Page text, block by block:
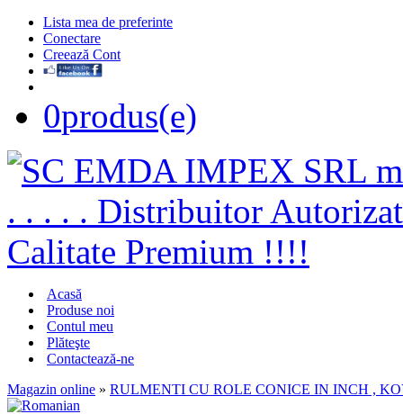
Lista mea de preferinte
Conectare
Creează Cont
0produs(e)
Acasă
Produse noi
Contul meu
Plăteşte
Contactează-ne
Magazin online » RULMENTI CU ROLE CONICE IN INCH ,